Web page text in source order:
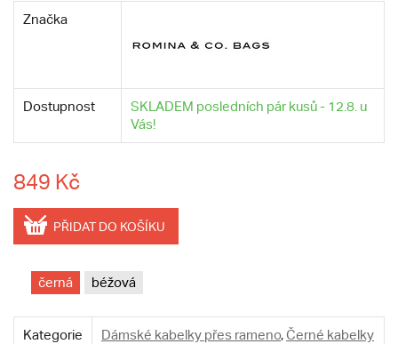
Značka
Dostupnost
SKLADEM posledních pár kusů - 12.8. u
Vás!
849 Kč
PŘIDAT DO KOŠÍKU
černá béžová
Kategorie Dámské kabelky přes rameno,Černé kabelky